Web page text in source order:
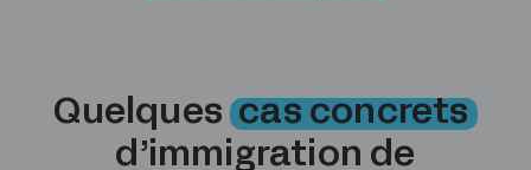
Quelques cas concrets
d’immigration de